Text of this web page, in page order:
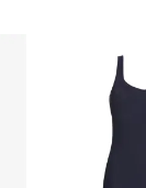
meerdere
variaties.